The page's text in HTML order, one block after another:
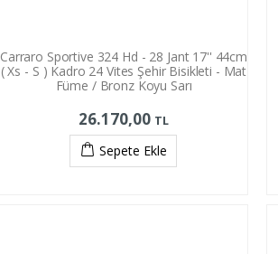
Carraro Sportive 324 Hd - 28 Jant 17'' 44cm
( Xs - S ) Kadro 24 Vites Şehir Bisikleti - Mat
Füme / Bronz Koyu Sarı
26.170,00 TL
Sepete Ekle